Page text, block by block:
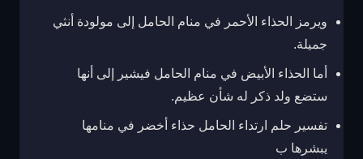
ويرمز الحذاء الأحمر في منام الحامل إلى مولودة أنثي
جميلة.
أما الحذاء الأبيض في منام الحامل فيشير إلى أنها
ستضع ولد ذكر له شأن عظيم.
تفسير حلم ارتداء الحامل حذاء أخضر في منامها
يبشرها ب